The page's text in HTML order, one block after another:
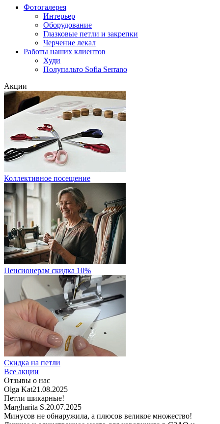
Фотогалерея
Интерьер
Оборудование
Глазковые петли и закрепки
Черчение лекал
Работы наших клиентов
Худи
Полупальто Sofia Serrano
Акции
Коллективное посещение
Пенсионерам скидка 10%
Скидка на петли
Все акции
Отзывы о нас
Olga Kat21.08.2025
Петли шикарные!
Margharita S.20.07.2025
Минусов не обнаружила, а плюсов великое множество!